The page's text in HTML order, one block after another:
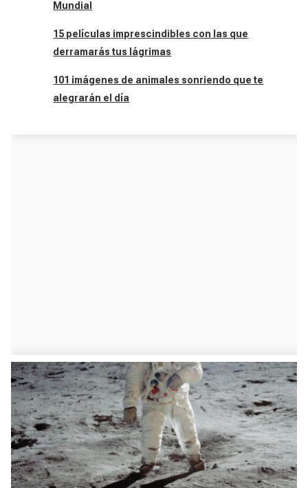
Mundial
15 películas imprescindibles con las que
derramarás tus lágrimas
101 imágenes de animales sonriendo que te
alegrarán el día